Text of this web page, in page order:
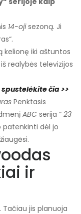
14-oji sezoną. Ji
iki aštuntos
realybės televizijos
čia >>
Penktasis
ABC serija “ 23
patenkinti dėl jo
ir
Tačiau jis planuoja